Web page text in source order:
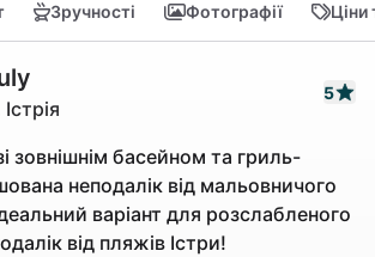
Зручності Фотографії Ціни
5
зовнішнім басейном та гриль-
неподалік від мальовничого
варіант для розслабленого
від пляжів Істри!